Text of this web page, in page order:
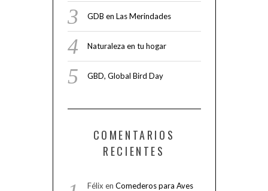
GDB en Las Merindades
Naturaleza en tu hogar
GBD, Global Bird Day
COMENTARIOS
RECIENTES
Félix en Comederos para Aves